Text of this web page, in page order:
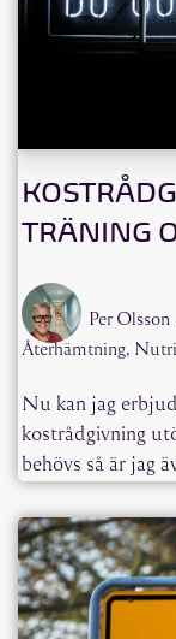
TRÄNING
Per Olsson
Återhämtning,
Nu kan jag
kostrådgivning
behövs så är jag